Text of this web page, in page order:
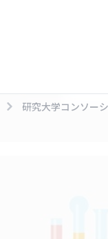
研究大学コンソー